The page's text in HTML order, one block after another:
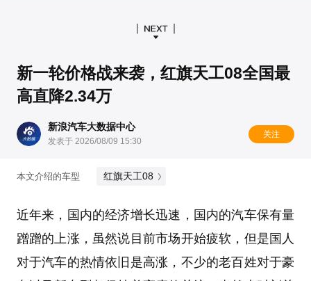
新一轮价格战来袭，红旗天工08全国最
高直降2.34万
新浪汽车大数据中心
发表于 2026/08/09 15:30
关注
本文介绍的车型 红旗天工08
近年来，国内的经济增长迅速，国内的汽车保有量
蹭蹭的上涨，虽然说目前市场开始疲软，但是国人
对于汽车的热情依旧是高涨，不少的老百姓对于豪